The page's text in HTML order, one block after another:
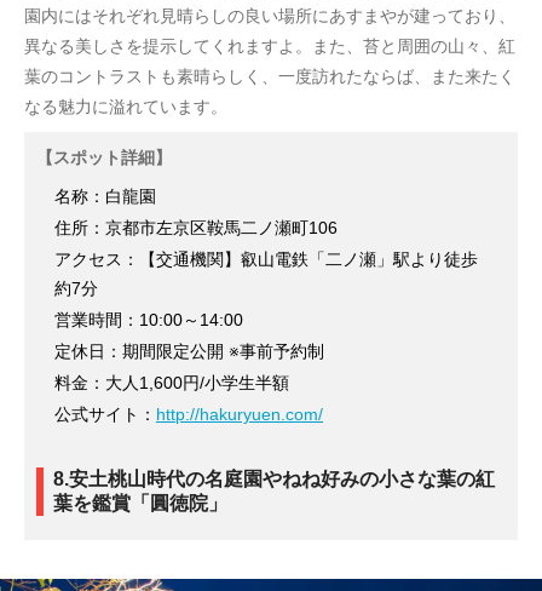
園内にはそれぞれ見晴らしの良い場所にあすまやが建っており、
異なる美しさを提示してくれますよ。また、苔と周囲の山々、紅
葉のコントラストも素晴らしく、一度訪れたならば、また来たく
なる魅力に溢れています。
【スポット詳細】
名称：白龍園
住所：京都市左京区鞍馬二ノ瀬町106
アクセス：【交通機関】叡山電鉄「二ノ瀬」駅より徒歩
約7分
営業時間：10:00～14:00
定休日：期間限定公開 ※事前予約制
料金：大人1,600円/小学生半額
公式サイト： http://hakuryuen.com/
8.安土桃山時代の名庭園やねね好みの小さな葉の紅
葉を鑑賞「圓徳院」